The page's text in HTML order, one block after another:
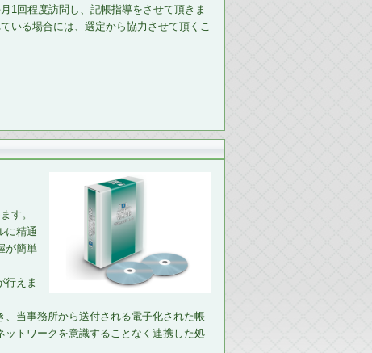
1回程度訪問し、記帳指導をさせて頂きま
いる場合には、選定から協力させて頂くこ
す。
に精通
が簡単
行えま
当事務所から送付される電子化された帳
トワークを意識することなく連携した処